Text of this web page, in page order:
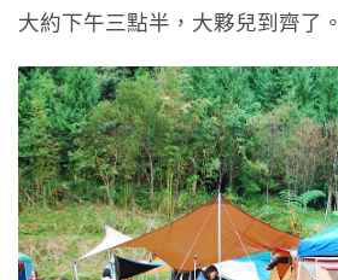
大約下午三點半，大夥兒到齊了。